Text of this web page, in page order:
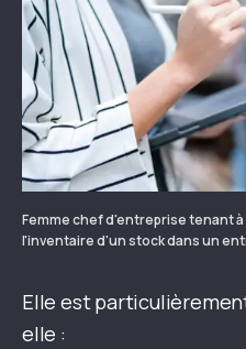
Femme chef d'entreprise tenant
l'inventaire d'un stock dans un
Elle est
elle :